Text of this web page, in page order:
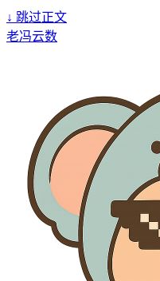
↓ 跳过正文
老冯云数